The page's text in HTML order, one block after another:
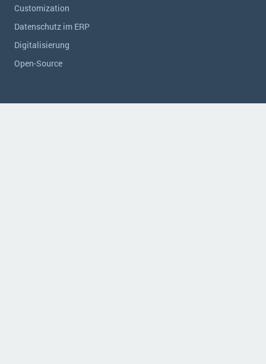
Customization
Datenschutz im ERP
Digitalisierung
Open-Source